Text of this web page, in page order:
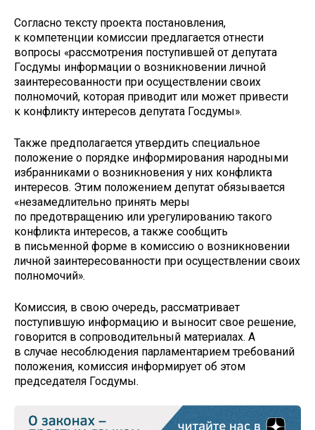
Согласно тексту проекта постановления,
к компетенции комиссии предлагается отнести
вопросы «рассмотрения поступившей от депутата
Госдумы информации о возникновении личной
заинтересованности при осуществлении своих
полномочий, которая приводит или может привести
к конфликту интересов депутата Госдумы».
Также предполагается утвердить специальное
положение о порядке информирования народными
избранниками о возникновения у них конфликта
интересов. Этим положением депутат обязывается
«незамедлительно принять меры
по предотвращению или урегулированию такого
конфликта интересов, а также сообщить
в письменной форме в комиссию о возникновении
личной заинтересованности при осуществлении своих
полномочий».
Комиссия, в свою очередь, рассматривает
поступившую информацию и выносит свое решение,
говорится в сопроводительный материалах. А
в случае несоблюдения парламентарием требований
положения, комиссия информирует об этом
председателя Госдумы.